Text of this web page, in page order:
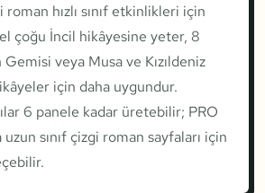
hızlı sınıf etkinlikleri için
çoğu İncil hikâyesine yeter, 8
veya Musa ve Kızıldeniz
için daha uygundur.
6 panele kadar üretebilir; PRO
uzun sınıf çizgi roman sayfaları için